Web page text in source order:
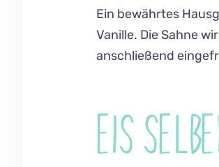
Ein bewährtes
Vanille. Die Sahne
anschließend
EIS